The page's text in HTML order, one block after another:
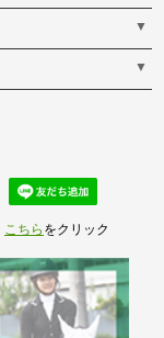
▼
▼
こちら をクリック